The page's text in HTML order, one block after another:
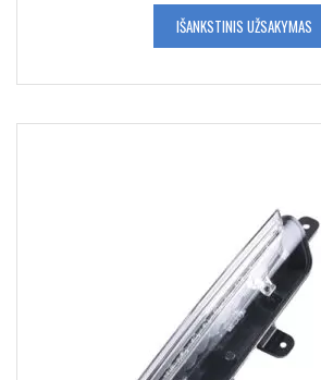
IŠANKSTINIS UŽSAKYMAS